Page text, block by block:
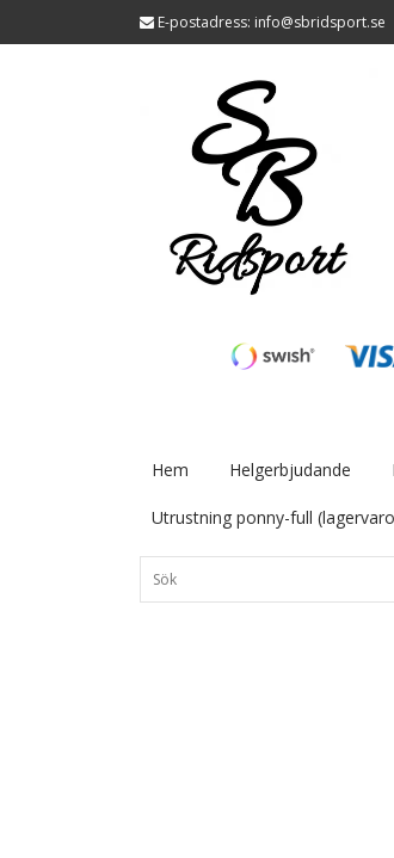
E-postadress: info@sbridsport.se
Hem Helgerbjudande
Utrustning ponny-full